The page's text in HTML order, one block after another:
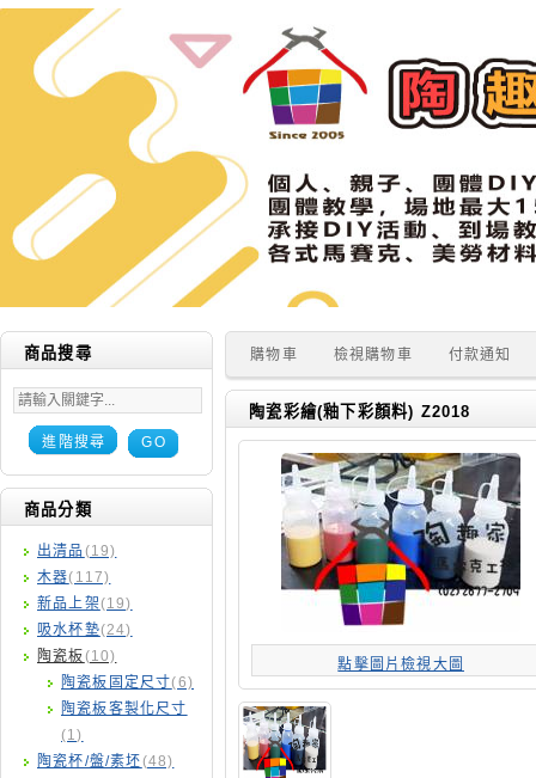
商品搜尋
進階搜尋 GO
商品分類
出清品 (19)
木器(117)
新品上架(19)
吸水杯墊(24)
陶瓷板 (10)
陶瓷板固定尺寸(6)
陶瓷板客製化尺寸
(1)
陶瓷杯/盤/素坯(48)
購物車 檢視購物車 付款通知
陶瓷彩繪(釉下彩顏料) Z2018
點擊圖片檢視大圖